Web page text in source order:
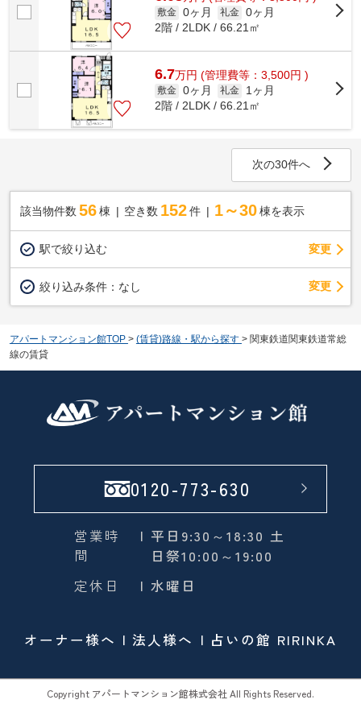
敷金 0ヶ月 礼金 0ヶ月
2階 / 2LDK / 66.21㎡
6.7万円 (管理費等：3,500円 )
敷金 0ヶ月 礼金
1ヶ月
2階 / 2LDK / 66.21㎡
次の30件へ
該当物件数 56棟 空き数 152 件 1～30 棟を表示
駅で絞り込む 変更
絞り込み条件： なし 変更
アパートマンション館TOP > (賃貸)路線・駅から探す > 関東鉄道関東鉄道常総
線の賃貸
0120-773-630
営業時
間
| 平日9:30～18:30 土
日祭10:00～19:00
定休日
| 水曜日
オーナー様へ 法人様へ 占いの館 RIRINKA
Copyright アパートマンション館株式会社 All Rights Reserved.